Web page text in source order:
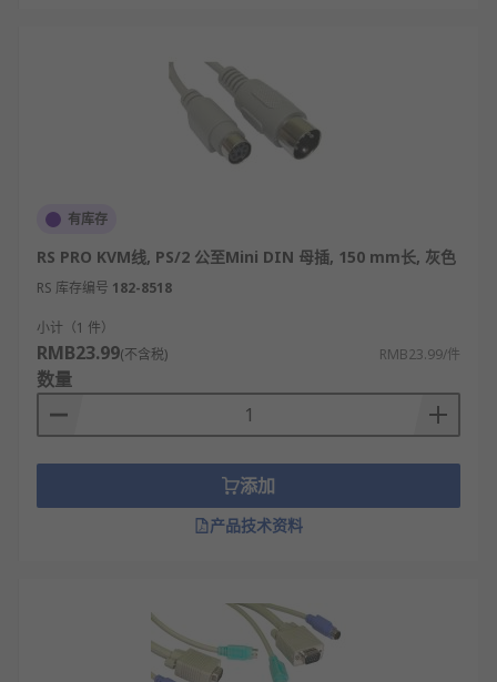
烁或黑屏。对于专业设计或游戏场景，这一点
关注线缆长度与信号质量：线缆长度会增加信
号衰减。对于模拟信号（如VGA），长度最好
抗衰减能力更强，但过长（如超过10米且需传
放大器）来保证稳定性。选择能满足布线需求
的最短长度。
了解KVM切换器的特定兼容性要求：部分品牌
或型号的KVM切换器可能对线缆有特殊要求，
例如线序定义或需要内置解码芯片。购买时最
好选择切换器制造商推荐或认证的线缆，以避
免兼容性问题导致功能异常（如键鼠无法识
评估线缆材质与做工：选择线身粗壮、接口金
属触片镀金（耐氧化）、屏蔽层完好（通常为
质线缆是KVM系统不稳定最常见的原因之一。
RS为您提供了不同品牌的KVM线，如RS PRO
、Sick 等多款不同规格、型号的产品
有库存
RS PRO KVM线, PS/2 公至Mini DIN 母插, 150 mm长, 灰色
RS 库存编号 182-8518
小计（1 件）
RMB23.99(不含税) RMB23.99/件
数量
添加
产品技术资料